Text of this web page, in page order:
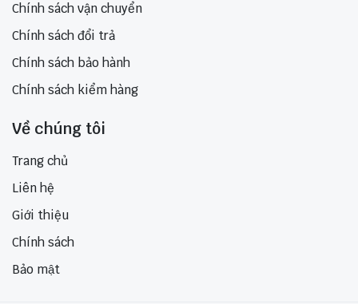
Chính sách vận chuyển
Chính sách đổi trả
Chính sách bảo hành
Chính sách kiểm hàng
Về chúng tôi
Trang chủ
Liên hệ
Giới thiệu
Chính sách
Bảo mật